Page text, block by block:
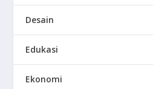
Desain
Edukasi
Ekonomi